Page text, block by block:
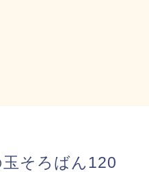
そろばん120